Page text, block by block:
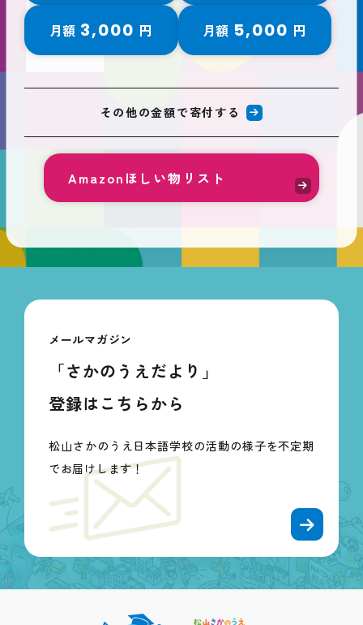
月額 3,000 円 月額 5,000 円
その他の金額で寄付する
Amazonほしい物リスト
メールマガジン
「さかのうえだより」
登録はこちらから
松山さかのうえ日本語学校の活動の様子を不定期
でお届けします！